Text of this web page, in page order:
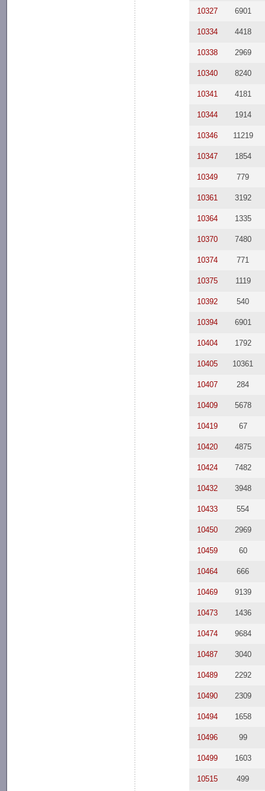
10327 6901
10334 4418
10338 2969
10340 8240
10341 4181
10344 1914
10346 11219
10347 1854
10349 779
10361 3192
10364 1335
10370 7480
10374 771
10375 1119
10392 540
10394 6901
10404 1792
10405 10361
10407 284
10409 5678
10419 67
10420 4875
10424 7482
10432 3948
10433 554
10450 2969
10459 60
10464 666
10469 9139
10473 1436
10474 9684
10487 3040
10489 2292
10490 2309
10494 1658
10496 99
10499 1603
10515 499